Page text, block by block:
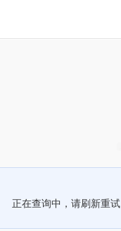
正在查询中，请刷新重试